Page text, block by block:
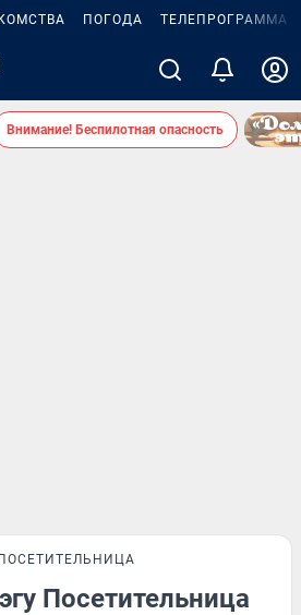
ПОГОДА ТЕЛЕПРОГРАММА
Внимание! Беспилотная опасность
ПОСЕТИТЕЛЬНИЦА
Посетительница